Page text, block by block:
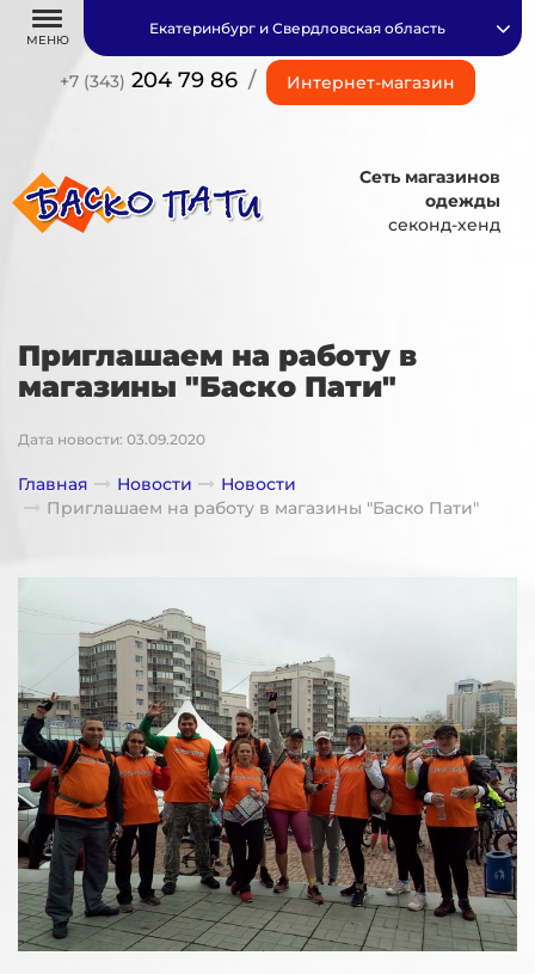
МЕНЮ
+7 (343) 204 79 86 / Интернет-магазин
Екатеринбург и Свердловская область
Сеть магазинов
одежды
секонд-хенд
Приглашаем на работу в
магазины "Баско Пати"
Дата новости: 03.09.2020
Главная Новости
Новости
Приглашаем на работу в магазины "Баско Пати"